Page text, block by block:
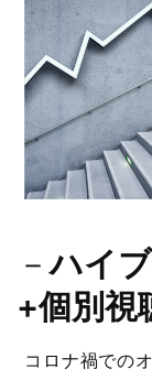
－ハイ
+個別視
コロナ禍での